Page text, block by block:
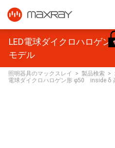
LED電球ダイクロハロゲ
モデル
照明器具のマックスレイ > 製品検索 >
電球ダイクロハロゲン形 φ50 inside δ